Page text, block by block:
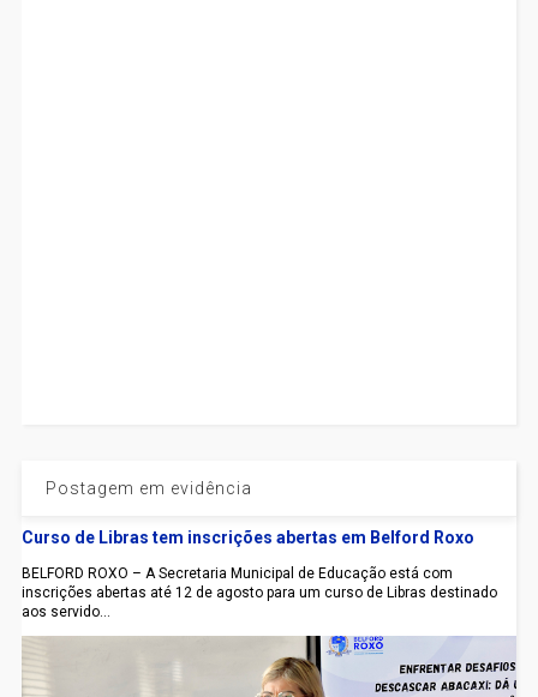
Postagem em evidência
Curso de Libras tem inscrições abertas em Belford Roxo
BELFORD ROXO – A Secretaria Municipal de Educação está com
inscrições abertas até 12 de agosto para um curso de Libras destinado
aos servido...